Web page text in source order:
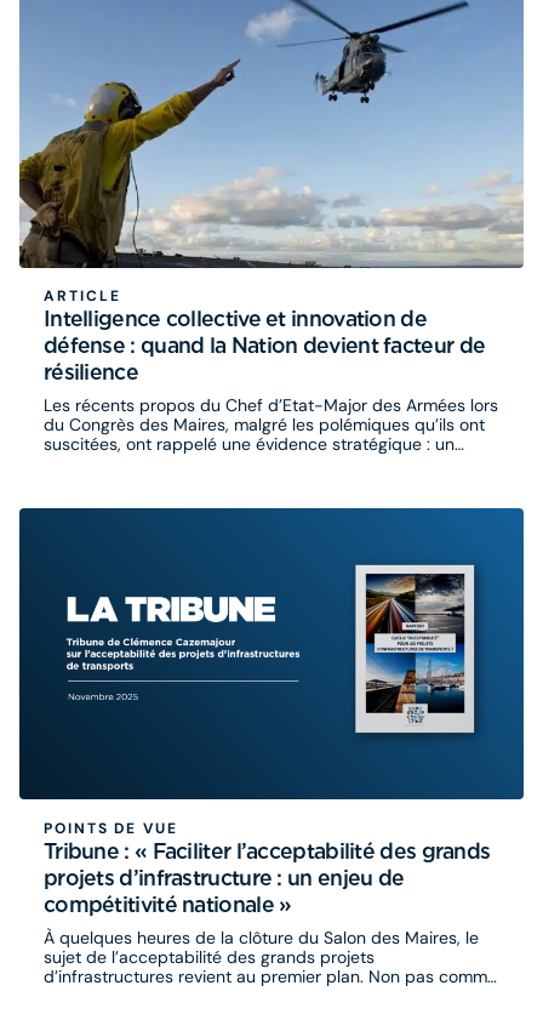
ARTICLE
Intelligence collective et innovation de
défense : quand la Nation devient facteur de
résilience
Les récents propos du Chef d’Etat-Major des Armées lors
du Congrès des Maires, malgré les polémiques qu’ils ont
suscitées, ont rappelé une évidence stratégique : un
POINTS DE VUE
Tribune : « Faciliter l’acceptabilité des grands
projets d’infrastructure : un enjeu de
compétitivité nationale »
À quelques heures de la clôture du Salon des Maires, le
sujet de l’acceptabilité des grands projets
d’infrastructures revient au premier plan. Non pas comme